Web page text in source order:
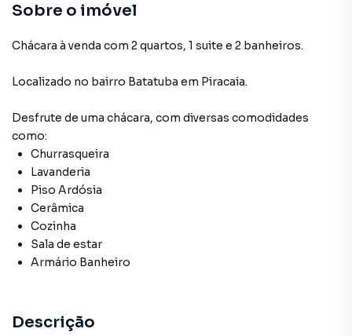
Sobre o imóvel
Chácara à venda com 2 quartos, 1 suite e 2 banheiros.
Localizado no bairro Batatuba em Piracaia.
Desfrute de uma chácara, com diversas comodidades
como:
Churrasqueira
Lavanderia
Piso Ardósia
Cerâmica
Cozinha
Sala de estar
Armário Banheiro
Descrição